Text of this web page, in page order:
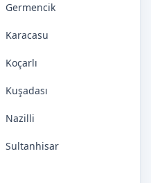
Germencik
Karacasu
Koçarlı
Kuşadası
Nazilli
Sultanhisar